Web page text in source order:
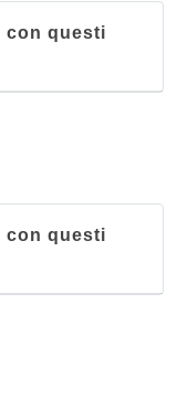
con questi
con questi